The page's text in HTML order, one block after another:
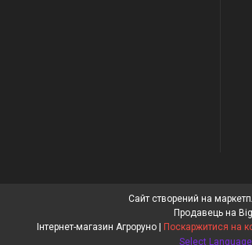
Сайт створений на
Продавець на
Поскаржитися на
Select Language